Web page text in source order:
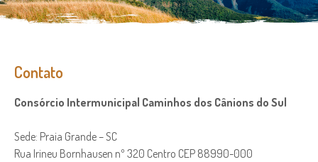
Contato
Consórcio Intermunicipal Caminhos dos Cânions do Sul
Sede: Praia Grande – SC
Rua Irineu Bornhausen nº 320 Centro CEP 88990-000